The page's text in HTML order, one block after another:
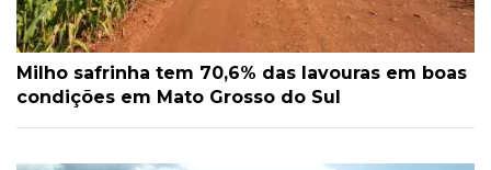
Milho safrinha tem 70,6% das lavouras em boas
condições em Mato Grosso do Sul